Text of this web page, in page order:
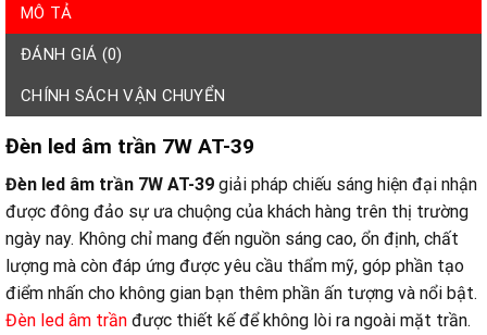
MÔ TẢ
ĐÁNH GIÁ (0)
CHÍNH SÁCH VẬN CHUYỂN
Đèn led âm trần 7W AT-39
Đèn led âm trần 7W AT-39 giải pháp chiếu sáng hiện đại nhận
được đông đảo sự ưa chuộng của khách hàng trên thị trường
ngày nay. Không chỉ mang đến nguồn sáng cao, ổn định, chất
lượng mà còn đáp ứng được yêu cầu thẩm mỹ, góp phần tạo
điểm nhấn cho không gian bạn thêm phần ấn tượng và nổi bật.
Đèn led âm trần được thiết kế để không lòi ra ngoài mặt trần.